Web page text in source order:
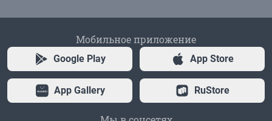
Мобильное приложение
Google Play App Store
App Gallery RuStore